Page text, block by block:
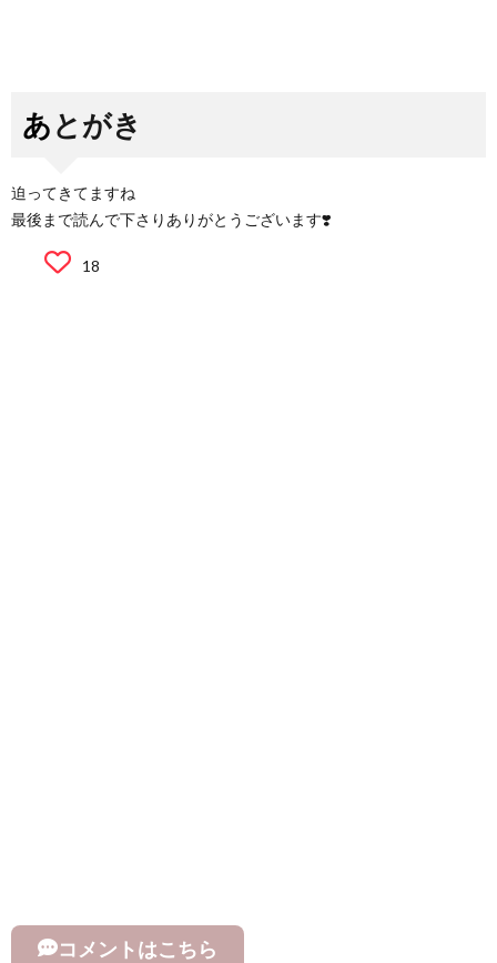
あとがき
迫ってきてますね
最後まで読んで下さりありがとうございます❣️
18
コメントはこちら